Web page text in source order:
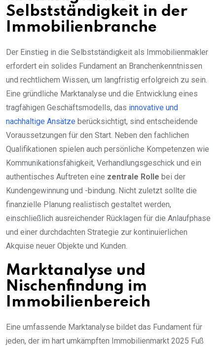
Selbstständigkeit in der
Immobilienbranche
Der Einstieg in die Selbstständigkeit als Immobilienmakler
erfordert ein solides Fundament an Branchenkenntnissen
und rechtlichem Wissen, um langfristig erfolgreich zu sein.
Eine gründliche Marktanalyse und die Entwicklung eines
tragfähigen Geschäftsmodells, das innovative und
nachhaltige Ansätze berücksichtigt, sind entscheidende
Voraussetzungen für den Start. Neben den fachlichen
Qualifikationen spielen auch persönliche Kompetenzen wie
Kommunikationsfähigkeit, Verhandlungsgeschick und ein
authentisches Auftreten eine zentrale Rolle bei der
Kundengewinnung und -bindung. Nicht zuletzt sollte die
finanzielle Planung realistisch gestaltet werden,
einschließlich ausreichender Rücklagen für die Anlaufphase
und einer durchdachten Strategie zur kontinuierlichen
Akquise neuer Objekte und Kunden.
Marktanalyse und
Nischenfindung im
Immobilienbereich
Eine umfassende Marktanalyse bildet das Fundament für
jeden, der im hart umkämpften Immobilienmarkt 2025 Fuß